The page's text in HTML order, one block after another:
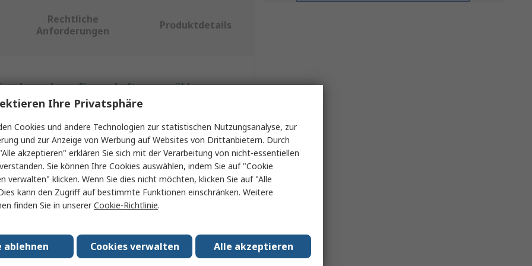
Rechtliche
Anforderungen
Produktdetails
oder mehrere Eigenschaften auswählen.
Artesyn
Gehäusekit
Abdeckungskit
Ihre Privatsphäre
Cookies und andere Technologien zur statistischen Nutzungsanalyse, zur
und zur Anzeige von Werbung auf Websites von Drittanbietern. Durch
akzeptieren" erklären Sie sich mit der Verarbeitung von nicht-essentiellen
Sie können Ihre Cookies auswählen, indem Sie auf "Cookie
verwalten" klicken. Wenn Sie dies nicht möchten, klicken Sie auf "Alle
kann den Zugriff auf bestimmte Funktionen einschränken. Weitere
finden Sie in unsererCookie-Richtlinie.
Alle akzeptieren
Cookies verwalten
ablehnen